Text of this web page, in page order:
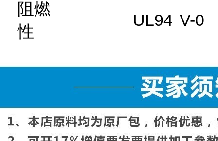
阻燃
性
UL94 V-0